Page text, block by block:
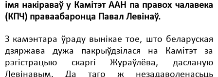
імя накіраваў у Камітэт ААН па правох чалавека
(КПЧ) праваабаронца Павал Левінаў.
З камэнтара ўраду вынікае тое, што беларуская
дзяржава дужа пакрыўдзілася на Камітэт за
рэгістрацыю скаргі Жураўлёва, дасланую
Левінавым. Да таго ж незадаволенасьць
Культурныя правы
ЛПП
Мігранты